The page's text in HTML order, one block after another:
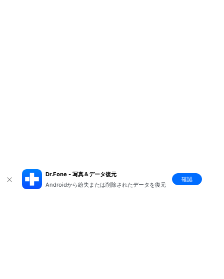
Dr.Fone - 写真＆データ復元
Androidから紛失または削除されたデータを復元
確認